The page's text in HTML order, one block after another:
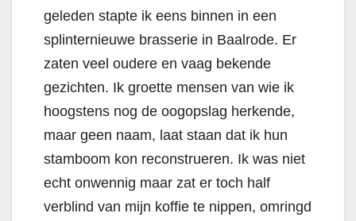
geleden stapte ik eens binnen in een
splinternieuwe brasserie in Baalrode. Er
zaten veel oudere en vaag bekende
gezichten. Ik groette mensen van wie ik
hoogstens nog de oogopslag herkende,
maar geen naam, laat staan dat ik hun
stamboom kon reconstrueren. Ik was niet
echt onwennig maar zat er toch half
verblind van mijn koffie te nippen, omringd